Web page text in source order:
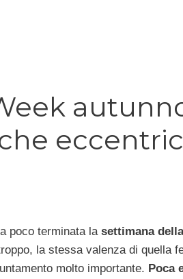
poco terminata la settimana
la stessa valenza di quella
molto importante. Poca